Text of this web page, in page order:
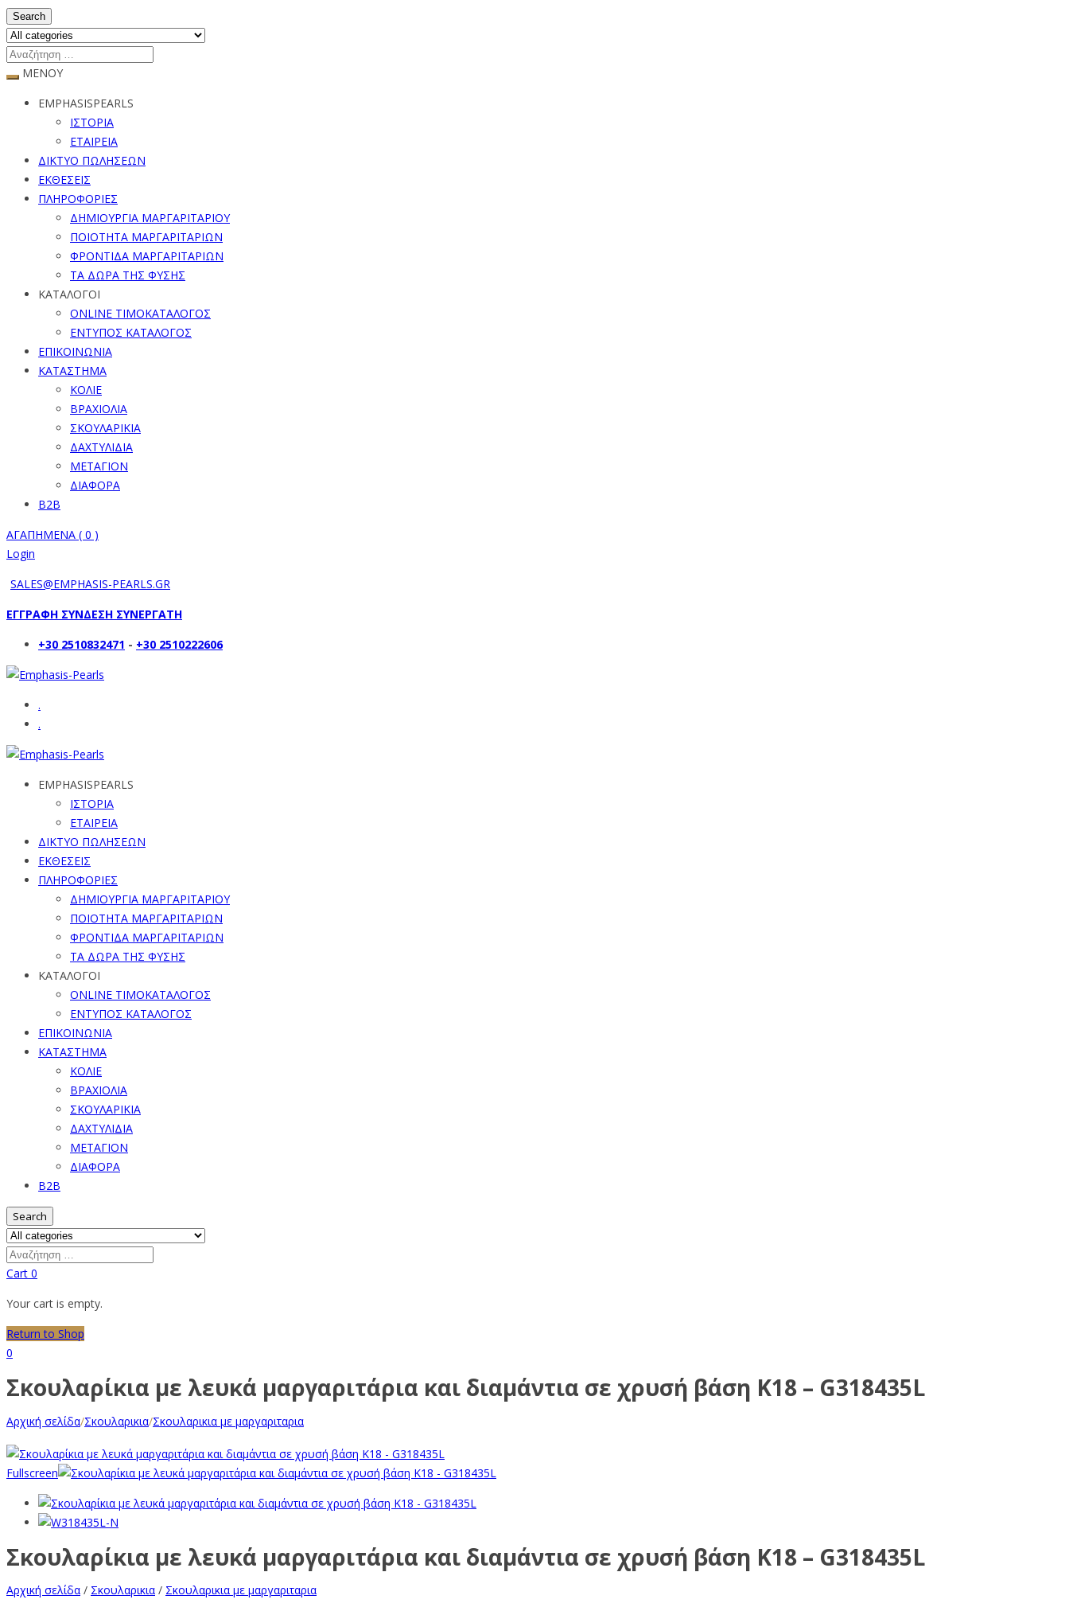
Search
ΜΕΝΟΥ
EMPHASISPEARLS
ΙΣΤΟΡΙΑ
ΕΤΑΙΡΕΙΑ
ΔΙΚΤΥΟ ΠΩΛΗΣΕΩΝ
ΕΚΘΕΣΕΙΣ
ΠΛΗΡΟΦΟΡΙΕΣ
ΔΗΜΙΟΥΡΓΙΑ ΜΑΡΓΑΡΙΤΑΡΙΟΥ
ΠΟΙΟΤΗΤΑ ΜΑΡΓΑΡΙΤΑΡΙΩΝ
ΦΡΟΝΤΙΔΑ ΜΑΡΓΑΡΙΤΑΡΙΩΝ
ΤΑ ΔΩΡΑ ΤΗΣ ΦΥΣΗΣ
ΚΑΤΑΛΟΓΟΙ
ONLINE ΤΙΜΟΚΑΤΑΛΟΓΟΣ
ΕΝΤΥΠΟΣ ΚΑΤΑΛΟΓΟΣ
ΕΠΙΚΟΙΝΩΝΙΑ
ΚΑΤΑΣΤΗΜΑ
ΚΟΛΙΕ
ΒΡΑΧΙΟΛΙΑ
ΣΚΟΥΛΑΡΙΚΙΑ
ΔΑΧΤΥΛΙΔΙΑ
ΜΕΤΑΓΙΟΝ
ΔΙΑΦΟΡΑ
B2B
ΑΓΑΠΗΜΕΝΑ ( 0 )
Login
SALES@EMPHASIS-PEARLS.GR
ΕΓΓΡΑΦΗ ΣΥΝΔΕΣΗ ΣΥΝΕΡΓΑΤΗ
+30 2510832471 - +30 2510222606
.
.
EMPHASISPEARLS
ΙΣΤΟΡΙΑ
ΕΤΑΙΡΕΙΑ
ΔΙΚΤΥΟ ΠΩΛΗΣΕΩΝ
ΕΚΘΕΣΕΙΣ
ΠΛΗΡΟΦΟΡΙΕΣ
ΔΗΜΙΟΥΡΓΙΑ ΜΑΡΓΑΡΙΤΑΡΙΟΥ
ΠΟΙΟΤΗΤΑ ΜΑΡΓΑΡΙΤΑΡΙΩΝ
ΦΡΟΝΤΙΔΑ ΜΑΡΓΑΡΙΤΑΡΙΩΝ
ΤΑ ΔΩΡΑ ΤΗΣ ΦΥΣΗΣ
ΚΑΤΑΛΟΓΟΙ
ONLINE ΤΙΜΟΚΑΤΑΛΟΓΟΣ
ΕΝΤΥΠΟΣ ΚΑΤΑΛΟΓΟΣ
ΕΠΙΚΟΙΝΩΝΙΑ
ΚΑΤΑΣΤΗΜΑ
ΚΟΛΙΕ
ΒΡΑΧΙΟΛΙΑ
ΣΚΟΥΛΑΡΙΚΙΑ
ΔΑΧΤΥΛΙΔΙΑ
ΜΕΤΑΓΙΟΝ
ΔΙΑΦΟΡΑ
B2B
Search
Cart 0
Your cart is empty.
Return to Shop
0
Σκουλαρίκια με λευκά μαργαριτάρια και διαμάντια σε χρυσή βάση Κ18 – G318435L
Αρχική σελίδα/Σκουλαρικια/Σκουλαρικια με μαργαριταρια
Fullscreen
Σκουλαρίκια με λευκά μαργαριτάρια και διαμάντια σε χρυσή βάση Κ18 – G318435L
Αρχική σελίδα / Σκουλαρικια / Σκουλαρικια με μαργαριταρια